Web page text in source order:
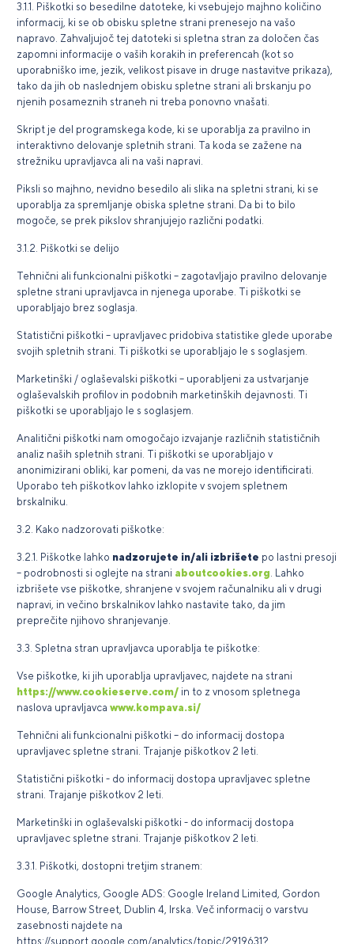
3.1.1. Piškotki so besedilne datoteke, ki vsebujejo majhno količino
informacij, ki se ob obisku spletne strani prenesejo na vašo
napravo. Zahvaljujoč tej datoteki si spletna stran za določen čas
zapomni informacije o vaših korakih in preferencah (kot so
uporabniško ime, jezik, velikost pisave in druge nastavitve prikaza),
tako da jih ob naslednjem obisku spletne strani ali brskanju po
njenih posameznih straneh ni treba ponovno vnašati.
Skript je del programskega kode, ki se uporablja za pravilno in
interaktivno delovanje spletnih strani. Ta koda se zažene na
strežniku upravljavca ali na vaši napravi.
Piksli so majhno, nevidno besedilo ali slika na spletni strani, ki se
uporablja za spremljanje obiska spletne strani. Da bi to bilo
mogoče, se prek pikslov shranjujejo različni podatki.
3.1.2. Piškotki se delijo
Tehnični ali funkcionalni piškotki – zagotavljajo pravilno delovanje
spletne strani upravljavca in njenega uporabe. Ti piškotki se
uporabljajo brez soglasja.
Statistični piškotki – upravljavec pridobiva statistike glede uporabe
svojih spletnih strani. Ti piškotki se uporabljajo le s soglasjem.
Marketinški / oglaševalski piškotki – uporabljeni za ustvarjanje
oglaševalskih profilov in podobnih marketinških dejavnosti. Ti
piškotki se uporabljajo le s soglasjem.
Analitični piškotki nam omogočajo izvajanje različnih statističnih
analiz naših spletnih strani. Ti piškotki se uporabljajo v
anonimizirani obliki, kar pomeni, da vas ne morejo identificirati.
Uporabo teh piškotkov lahko izklopite v svojem spletnem
brskalniku.
3.2. Kako nadzorovati piškotke:
3.2.1. Piškotke lahko nadzorujete in/ali izbrišete po lastni presoji
– podrobnosti si oglejte na strani aboutcookies.org. Lahko
izbrišete vse piškotke, shranjene v svojem računalniku ali v drugi
napravi, in večino brskalnikov lahko nastavite tako, da jim
preprečite njihovo shranjevanje.
3.3. Spletna stran upravljavca uporablja te piškotke:
Vse piškotke, ki jih uporablja upravljavec, najdete na strani
https://www.cookieserve.com/ in to z vnosom spletnega
naslova upravljavca www.kompava.si/
Tehnični ali funkcionalni piškotki – do informacij dostopa
upravljavec spletne strani. Trajanje piškotkov 2 leti.
Statistični piškotki - do informacij dostopa upravljavec spletne
strani. Trajanje piškotkov 2 leti.
Marketinški in oglaševalski piškotki - do informacij dostopa
upravljavec spletne strani. Trajanje piškotkov 2 leti.
3.3.1. Piškotki, dostopni tretjim stranem:
Google Analytics, Google ADS: Google Ireland Limited, Gordon
House, Barrow Street, Dublin 4, Irska. Več informacij o varstvu
zasebnosti najdete na
https://support.google.com/analytics/topic/2919631?